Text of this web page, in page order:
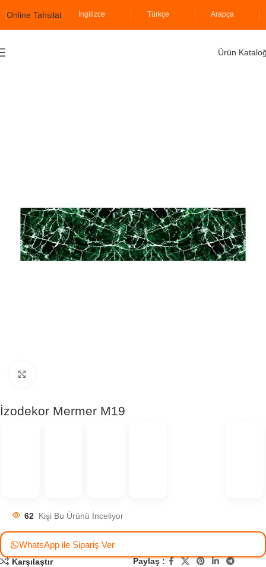
Online Tahsilat İngilizce Türkçe Arapça
Ürün
İzodekor Mermer M19
62 Kişi Bu Ürünü İnceliyor
WhatsApp ile Sipariş Ver
Karşılaştır Paylaş :